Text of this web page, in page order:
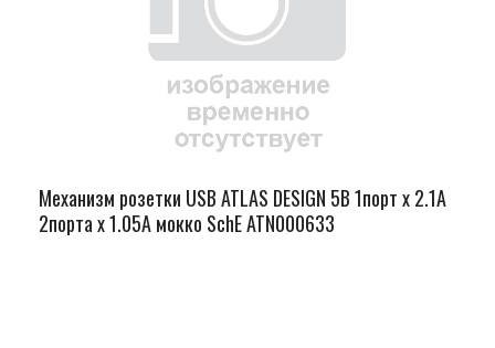
Механизм розетки USB ATLAS DESIGN 5В 1порт х 2.1А
2порта х 1.05А мокко SchE ATN000633